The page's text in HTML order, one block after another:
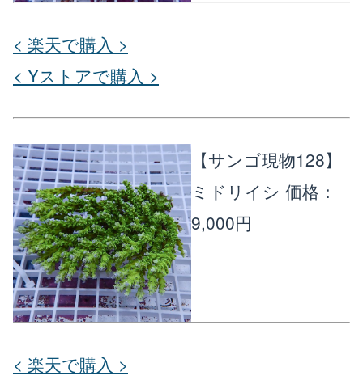
< 楽天で購入 >
< Yストアで購入 >
【サンゴ現物128】
ミドリイシ 価格：
9,000円
< 楽天で購入 >